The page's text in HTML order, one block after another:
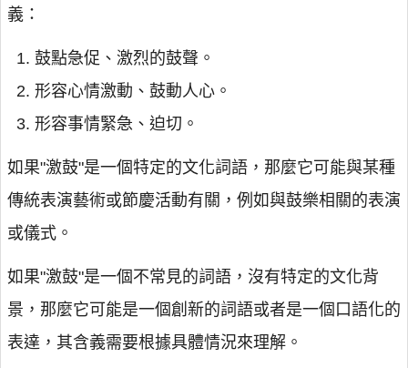
義：
鼓點急促、激烈的鼓聲。
形容心情激動、鼓動人心。
形容事情緊急、迫切。
如果"激鼓"是一個特定的文化詞語，那麼它可能與某種
傳統表演藝術或節慶活動有關，例如與鼓樂相關的表演
或儀式。
如果"激鼓"是一個不常見的詞語，沒有特定的文化背
景，那麼它可能是一個創新的詞語或者是一個口語化的
表達，其含義需要根據具體情況來理解。